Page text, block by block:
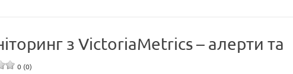
з VictoriaMetrics – алерти та
0 (0)